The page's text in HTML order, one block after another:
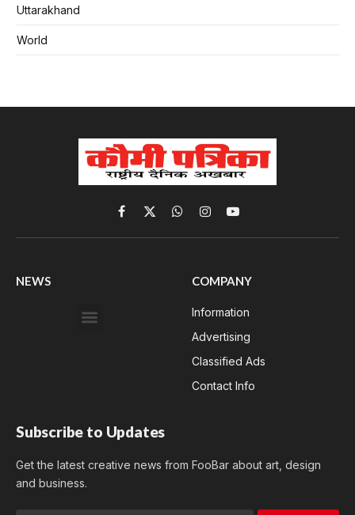
Uttarakhand
World
Facebook
X
(Twitter)
WhatsApp
InstagramYouTube
NEWS COMPANY
Information
Advertising
Classified Ads
Contact Info
Subscribe to Updates
Get the latest creative news from FooBar about art, design
and business.